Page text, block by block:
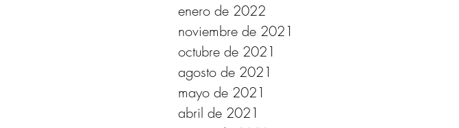
enero de 2022
noviembre de 2021
octubre de 2021
agosto de 2021
mayo de 2021
abril de 2021